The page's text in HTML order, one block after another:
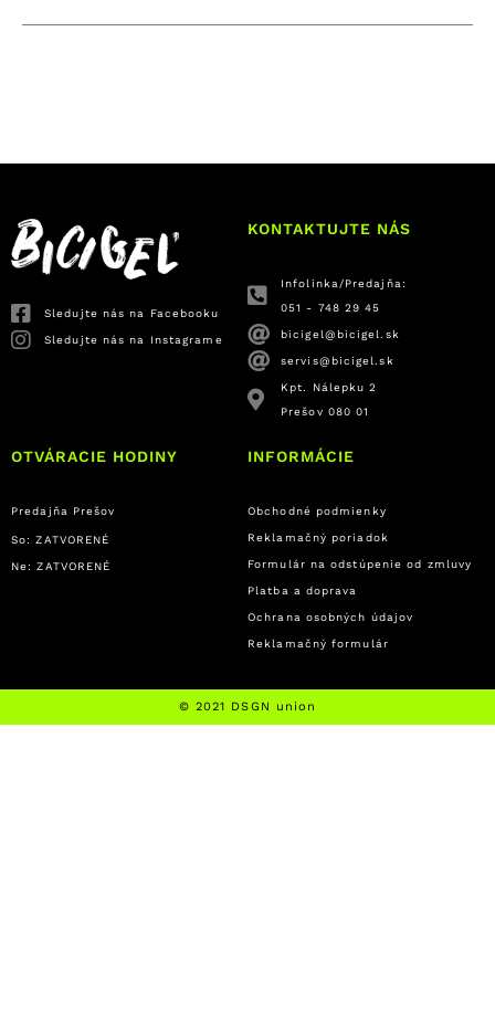
Sledujte nás na Facebooku
Sledujte nás na Instagrame
KONTAKTUJTE NÁS
Infolinka/Predajňa:
051 - 748 29 45
bicigel@bicigel.sk
servis@bicigel.sk
Kpt. Nálepku 2
Prešov 080 01
OTVÁRACIE HODINY
Predajňa Prešov
So: ZATVORENÉ
Ne: ZATVORENÉ
INFORMÁCIE
Obchodné podmienky
Reklamačný poriadok
Formulár na odstúpenie od zmluvy
Platba a doprava
Ochrana osobných údajov
Reklamačný formulár
© 2021 DSGN union